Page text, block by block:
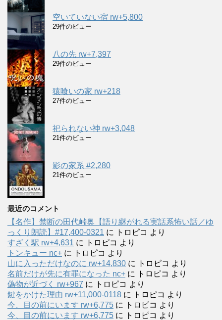
空いていない宿 rw+5,800
29件のビュー
八の先 rw+7,397
29件のビュー
猿喰いの家 rw+218
27件のビュー
祀られない神 rw+3,048
21件のビュー
影の家系 #2,280
21件のビュー
最近のコメント
【名作】禁断の田代峠奥【語り継がれる実話系怖い話／ゆ
っくり朗読】#17,400-0321 に トロピコ より
すざく駅 rw+4,631 に トロピコ より
トンキュー nc+ に トロピコ より
山に入っただけなのに rw+14,830 に トロピコ より
名前だけが先に有罪になった nc+ に トロピコ より
偽物が近づく rw+967 に トロピコ より
鍵をかけた理由 rw+11,000-0118 に トロピコ より
今、目の前にいます rw+6,775 に トロピコ より
今、目の前にいます rw+6,775 に トロピコ より